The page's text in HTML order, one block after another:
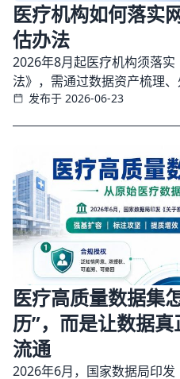
医疗机构如何落实
估办法
2026年8月起医疗机构须落
法》，需通过数据资产梳理
八步评估法及第三方管理等
发布于 2026-06-23
医疗高质量数据集
历”，而是让数据
流通
2026年6月，国家数据局印